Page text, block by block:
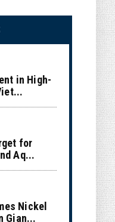
in High-
for
Aq...
Nickel
Gian...